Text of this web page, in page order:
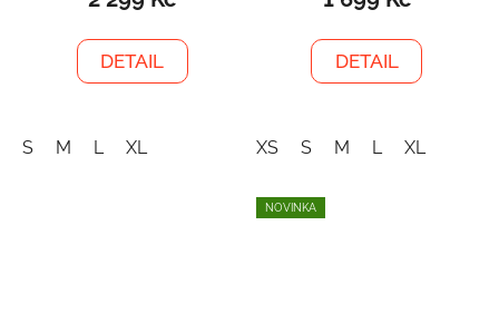
DETAIL
S M L XL
DETAIL
XS S M L XL
NOVINKA